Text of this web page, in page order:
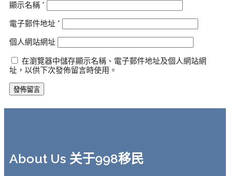
顯示名稱 *
電子郵件地址 *
個人網站網址
在瀏覽器中儲存顯示名稱、電子郵件地址及個人網站網
址，以供下次發佈留言時使用。
About Us 关于998移民